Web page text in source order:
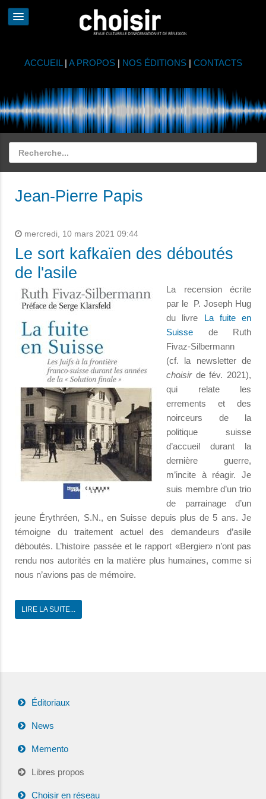
ACCUEIL | A PROPOS| NOS ÉDITIONS| CONTACTS
Jean-Pierre Papis
mercredi, 10 mars 2021 09:44
Le sort kafkaïen des déboutés
de l'asile
La recension écrite
par le P. Joseph Hug
du livre
La fuite en
Suisse de Ruth
Fivaz-Silbermann
(cf. la newsletter de
choisirde fév. 2021),
qui relate les
errements et des
noirceurs de la
politique suisse
d’accueil durant la
dernière guerre,
m’incite à réagir. Je
suis membre d’un trio
de parrainage d’un
jeune Érythréen, S.N., en Suisse depuis plus de 5 ans. Je
témoigne du traitement actuel des demandeurs d’asile
déboutés. L’histoire passée et le rapport «Bergier» n’ont pas
rendu nos autorités en la matière plus humaines, comme si
nous n’avions pas de mémoire.
LIRE LA SUITE...
Éditoriaux
News
Memento
Libres propos
Choisir en réseau